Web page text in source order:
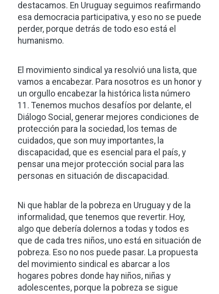
destacamos. En Uruguay seguimos reafirmando
esa democracia participativa, y eso no se puede
perder, porque detrás de todo eso está el
humanismo.
El movimiento sindical ya resolvió una lista, que
vamos a encabezar. Para nosotros es un honor y
un orgullo encabezar la histórica lista número
11. Tenemos muchos desafíos por delante, el
Diálogo Social, generar mejores condiciones de
protección para la sociedad, los temas de
cuidados, que son muy importantes, la
discapacidad, que es esencial para el país, y
pensar una mejor protección social para las
personas en situación de discapacidad.
Ni que hablar de la pobreza en Uruguay y de la
informalidad, que tenemos que revertir. Hoy,
algo que debería dolernos a todas y todos es
que de cada tres niños, uno está en situación de
pobreza. Eso no nos puede pasar. La propuesta
del movimiento sindical es abarcar a los
hogares pobres donde hay niños, niñas y
adolescentes, porque la pobreza se sigue